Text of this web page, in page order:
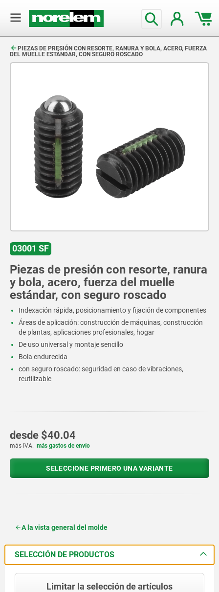
PIEZAS DE PRESIÓN CON RESORTE, RANURA Y BOLA, ACERO, FUERZA
DEL MUELLE ESTÁNDAR, CON SEGURO ROSCADO
03001 SF
Piezas de presión con resorte, ranura
y bola, acero, fuerza del muelle
estándar, con seguro roscado
Indexación rápida, posicionamiento y fijación de componentes
Áreas de aplicación: construcción de máquinas, construcción
de plantas, aplicaciones profesionales, hogar
De uso universal y montaje sencillo
Bola endurecida
con seguro roscado: seguridad en caso de vibraciones,
reutilizable
desde $40.04
más IVA. más gastos de envío
SELECCIONE PRIMERO UNA VARIANTE
A la vista general del molde
SELECCIÓN DE PRODUCTOS
Limitar la selección de artículos